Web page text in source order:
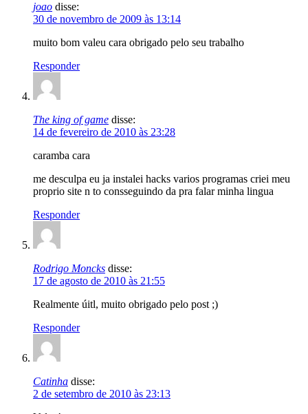
joao disse:
30 de novembro de 2009 às 13:14
muito bom valeu cara obrigado pelo seu trabalho
Responder
The king of game disse:
14 de fevereiro de 2010 às 23:28
caramba cara
me desculpa eu ja instalei hacks varios programas criei meu
proprio site n to consseguindo da pra falar minha lingua
Responder
Rodrigo Moncks disse:
17 de agosto de 2010 às 21:55
Realmente úitl, muito obrigado pelo post ;)
Responder
Catinha disse:
2 de setembro de 2010 às 23:13